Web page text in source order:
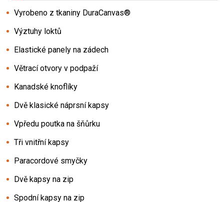
Vyrobeno z tkaniny DuraCanvas®
Výztuhy loktů
Elastické panely na zádech
Větrací otvory v podpaží
Kanadské knoflíky
Dvě klasické náprsní kapsy
Vpředu poutka na šňůrku
Tři vnitřní kapsy
Paracordové smyčky
Dvě kapsy na zip
Spodní kapsy na zip